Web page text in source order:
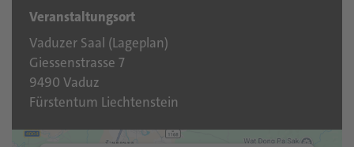
Veranstaltungsort
Vaduzer Saal (Lageplan)
Giessenstrasse 7
9490 Vaduz
Fürstentum Liechtenstein